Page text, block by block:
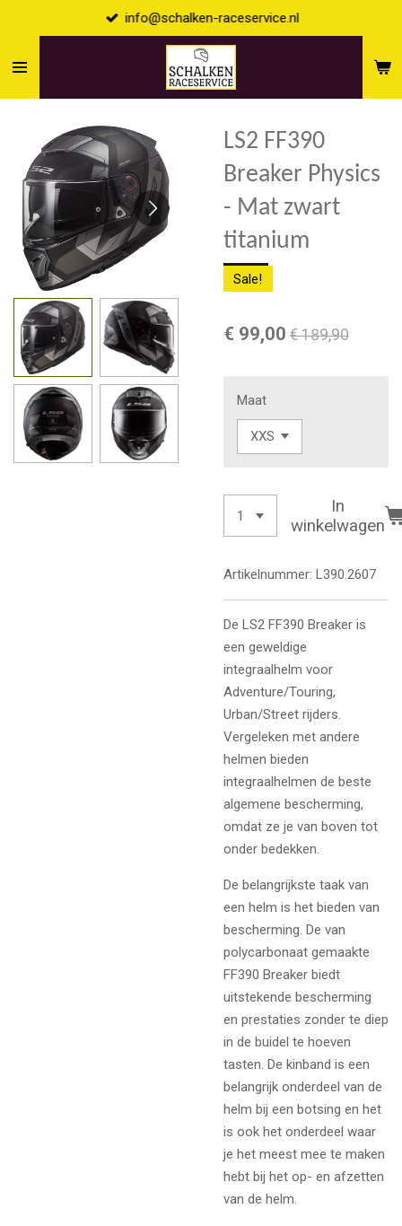
naar
info@schalken-raceservice.nl
LS2 FF390
Breaker Physics
- Mat zwart
titanium
Sale!
€ 99,00 € 189,90
Maat
In
winkelwagen
Artikelnummer: L390.2607
De LS2 FF390 Breaker is
een geweldige
integraalhelm voor
Adventure/Touring,
Urban/Street rijders.
Vergeleken met andere
helmen bieden
integraalhelmen de beste
algemene bescherming,
omdat ze je van boven tot
onder bedekken.
De belangrijkste taak van
een helm is het bieden van
bescherming. De van
polycarbonaat gemaakte
FF390 Breaker biedt
uitstekende bescherming
en prestaties zonder te diep
in de buidel te hoeven
tasten. De kinband is een
belangrijk onderdeel van de
helm bij een botsing en het
is ook het onderdeel waar
je het meest mee te maken
hebt bij het op- en afzetten
van de helm.